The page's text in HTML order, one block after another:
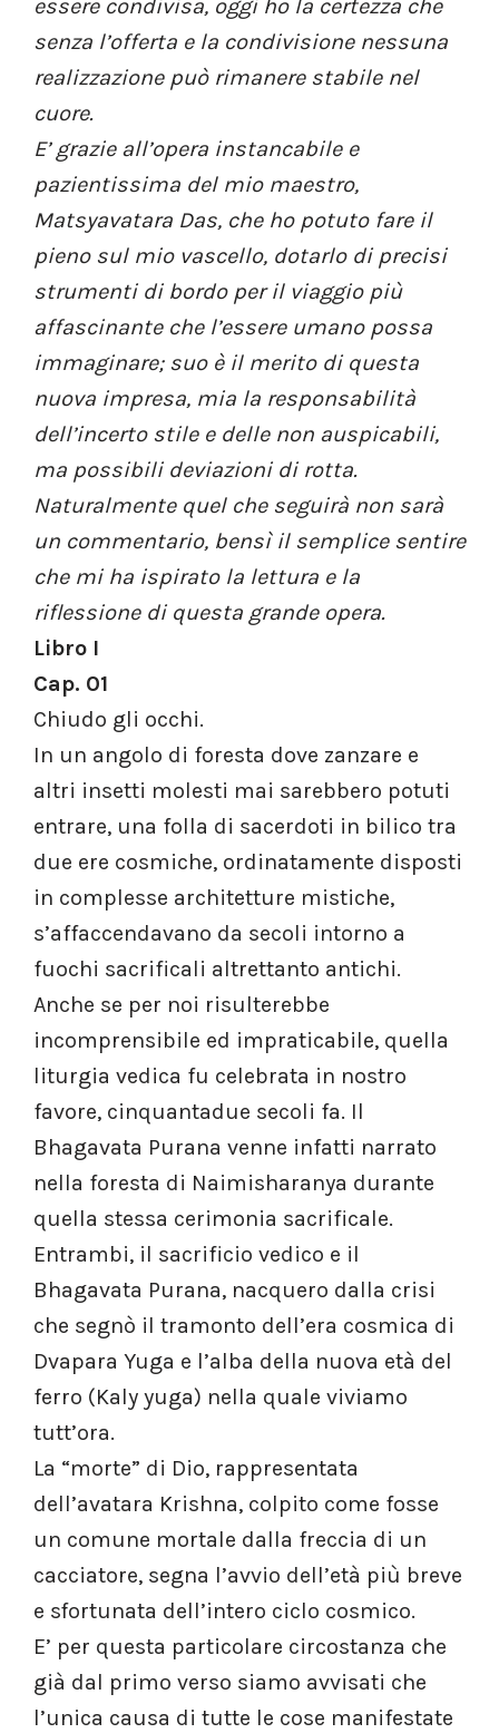
essere condivisa, oggi ho la certezza che
senza l’offerta e la condivisione nessuna
realizzazione può rimanere stabile nel
cuore.
E’ grazie all’opera instancabile e
pazientissima del mio maestro,
Matsyavatara Das, che ho potuto fare il
pieno sul mio vascello, dotarlo di precisi
strumenti di bordo per il viaggio più
affascinante che l’essere umano possa
immaginare; suo è il merito di questa
nuova impresa, mia la responsabilità
dell’incerto stile e delle non auspicabili,
ma possibili deviazioni di rotta.
Naturalmente quel che seguirà non sarà
un commentario, bensì il semplice sentire
che mi ha ispirato la lettura e la
riflessione di questa grande opera.
Libro I
Cap. 01
Chiudo gli occhi.
In un angolo di foresta dove zanzare e
altri insetti molesti mai sarebbero potuti
entrare, una folla di sacerdoti in bilico tra
due ere cosmiche, ordinatamente disposti
in complesse architetture mistiche,
s’affaccendavano da secoli intorno a
fuochi sacrificali altrettanto antichi.
Anche se per noi risulterebbe
incomprensibile ed impraticabile, quella
liturgia vedica fu celebrata in nostro
favore, cinquantadue secoli fa. Il
Bhagavata Purana venne infatti narrato
nella foresta di Naimisharanya durante
quella stessa cerimonia sacrificale.
Entrambi, il sacrificio vedico e il
Bhagavata Purana, nacquero dalla crisi
che segnò il tramonto dell’era cosmica di
Dvapara Yuga e l’alba della nuova età del
ferro (Kaly yuga) nella quale viviamo
tutt’ora.
La “morte” di Dio, rappresentata
dell’avatara Krishna, colpito come fosse
un comune mortale dalla freccia di un
cacciatore, segna l’avvio dell’età più breve
e sfortunata dell’intero ciclo cosmico.
E’ per questa particolare circostanza che
già dal primo verso siamo avvisati che
l’unica causa di tutte le cose manifestate